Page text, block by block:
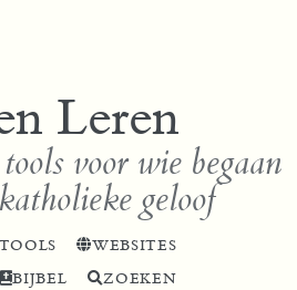
Leren
voor wie begaan
geloof
TOOLS
WEBSITES
BIJBEL ZOEKEN